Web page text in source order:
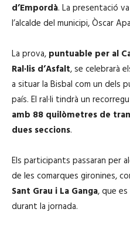
d’Empordà. La presentació
l’alcalde del municipi, Òscar
La prova, puntuable per al
Ral·lis d’Asfalt, se celebrarà
a situar la Bisbal com un dels
país. El ral·li tindrà un
amb 88 quilòmetres de
dues seccions.
Els participants passaran per
de les comarques gironines,
Sant Grau i La Ganga, que
durant la jornada.